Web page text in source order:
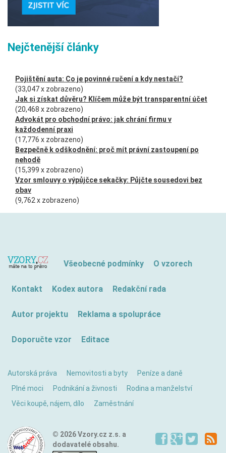
Nejčtenější články
Pojištění auta: Co je povinné ručení a kdy nestačí?
(33,047 x zobrazeno)
Jak si získat důvěru? Klíčem může být transparentní účet
(20,468 x zobrazeno)
Advokát pro obchodní právo: jak chrání firmu v
každodenní praxi
(17,776 x zobrazeno)
Bezpečně k odškodnění: proč mít právní zastoupení po
nehodě
(15,399 x zobrazeno)
Vzor smlouvy o výpůjčce sekačky: Půjčte sousedovi bez
obav
(9,762 x zobrazeno)
Všeobecné podmínky O vzorech
Kontakt Kodex autora Redakční rada
Autor projektu Reklama a spolupráce
Doporučte vzor Editace
Autorská práva Nemovitosti a byty
Peníze a daně
Plné moci
Podnikání a živnosti
Rodina a manželství
Věci koupě, nájem, dílo
Zaměstnání
© 2026 Vzory.cz z.s. a
dodavatelé obsahu.